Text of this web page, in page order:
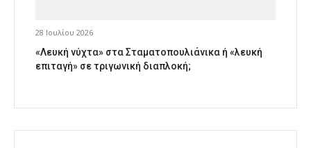
28 Ιουλίου 2026
«Λευκή νύχτα» στα Σταματοπουλιάνικα ή «λευκή
επιταγή» σε τριγωνική διαπλοκή;